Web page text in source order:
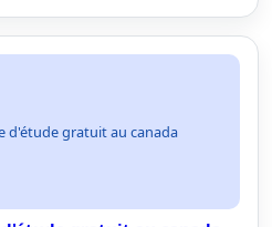
d'étude gratuit au canada